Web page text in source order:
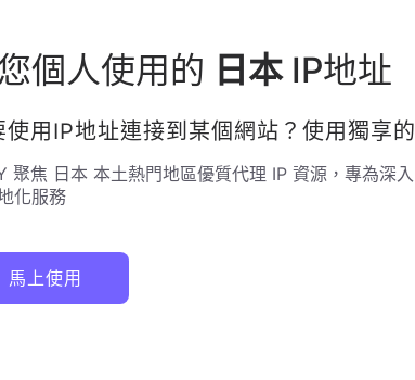
個人使用的 日本IP地址
使用IP地址連接到某個網站？使用獨享的
聚焦 日本本土熱門地區優質代理 IP 資源，專為深入
化服務
馬上使用